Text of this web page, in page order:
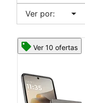
Ver por: arrow_drop_down
Ver 10 ofertas